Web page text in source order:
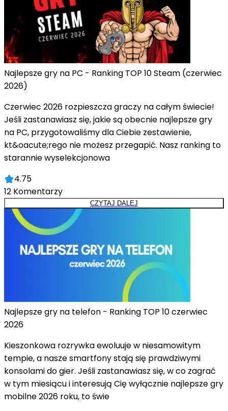
Najlepsze gry na PC - Ranking TOP 10 Steam (czerwiec
2026)
Czerwiec 2026 rozpieszcza graczy na całym świecie!
Jeśli zastanawiasz się, jakie są obecnie najlepsze gry
na PC, przygotowaliśmy dla Ciebie zestawienie,
kt&oacute;rego nie możesz przegapić. Nasz ranking to
starannie wyselekcjonowa
4.75
12 Komentarzy
CZYTAJ DALEJ
Najlepsze gry na telefon - Ranking TOP 10 czerwiec
2026
Kieszonkowa rozrywka ewoluuje w niesamowitym
tempie, a nasze smartfony stają się prawdziwymi
konsolami do gier. Jeśli zastanawiasz się, w co zagrać
w tym miesiącu i interesują Cię wyłącznie najlepsze gry
mobilne 2026 roku, to świe